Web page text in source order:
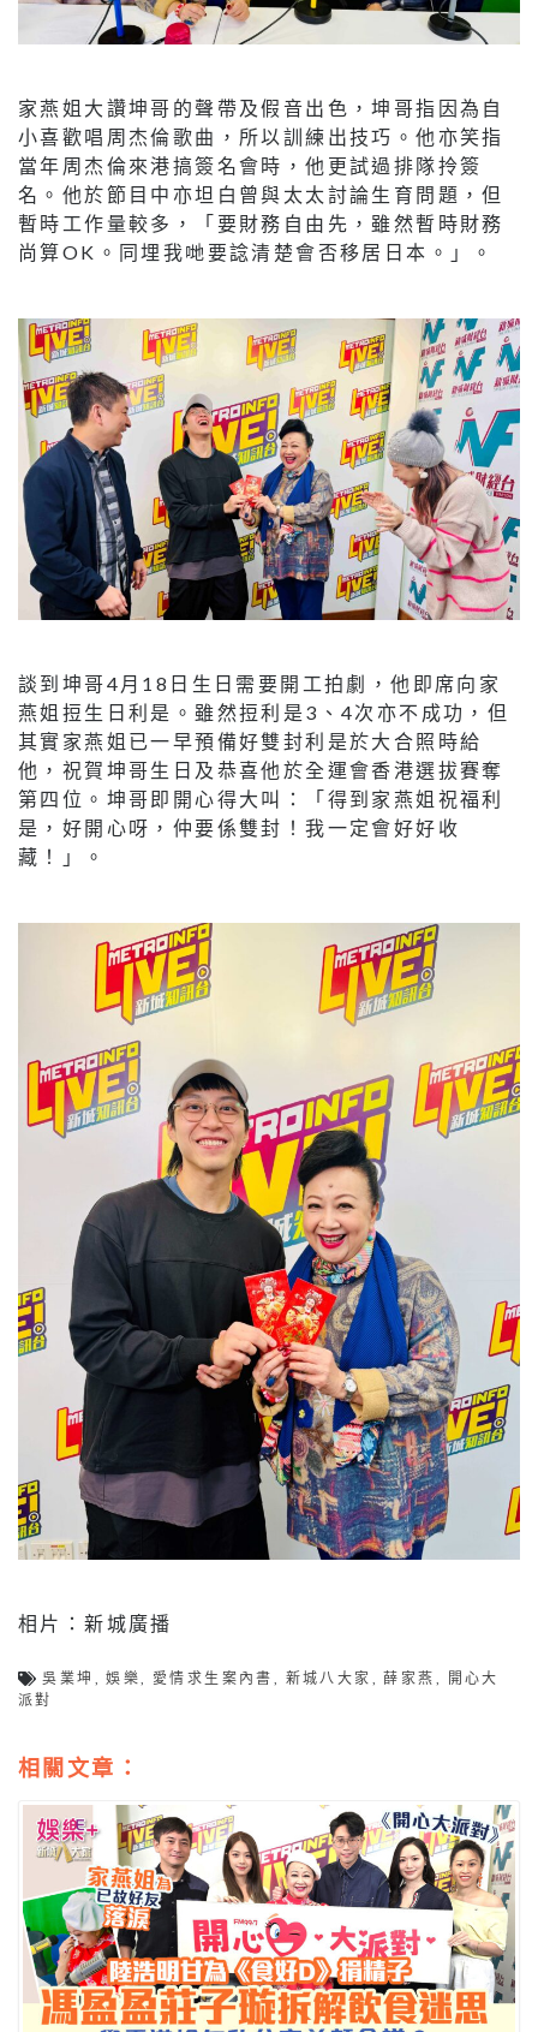
家燕姐大讚坤哥的聲帶及假音出色，坤哥指因為自
小喜歡唱周杰倫歌曲，所以訓練出技巧。他亦笑指
當年周杰倫來港搞簽名會時，他更試過排隊拎簽
名。他於節目中亦坦白曾與太太討論生育問題，但
暫時工作量較多，「要財務自由先，雖然暫時財務
尚算OK。同埋我哋要諗清楚會否移居日本。」。
談到坤哥4月18日生日需要開工拍劇，他即席向家
燕姐𢭃生日利是。雖然𢭃利是3、4次亦不成功，但
其實家燕姐已一早預備好雙封利是於大合照時給
他，祝賀坤哥生日及恭喜他於全運會香港選拔賽奪
第四位。坤哥即開心得大叫：「得到家燕姐祝福利
是，好開心呀，仲要係雙封！我一定會好好收
藏！」。
相片：新城廣播
吳業坤 ,娛樂 愛情求生案內書 新城八大家 ,薛家燕
開心大
派對
相關文章：